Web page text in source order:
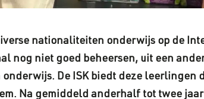
nationaliteiten onderwijs op de
nog niet goed beheersen, uit een
De ISK biedt deze leerlingen
Na gemiddeld anderhalf tot twee